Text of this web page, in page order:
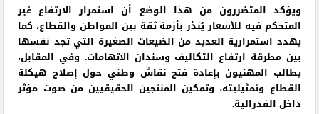
ويؤكد المتضررون من هذا الوضع أن استمرار الارتفاع غير
المتحكم فيه للأسعار يُنذر بأزمة ثقة بين المواطن والقطاع، كما
يهدد استمرارية العديد من الضيعات الصغيرة التي تجد نفسها
بين مطرقة ارتفاع التكاليف وسندان الاتهامات. وفي المقابل،
يطالب المهنيون بإعادة فتح نقاش وطني حول إصلاح هيكلة
القطاع وتمثيليته، وتمكين المنتجين الحقيقيين من صوت مؤثر
داخل الفدرالية.